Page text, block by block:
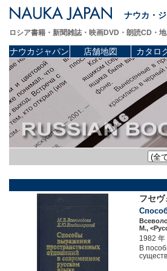
ナウカ・
ロシア書籍・新聞雑誌・映画DVD・朗読CD・
ナウカジャパン 店舗地図 カタロ
フセ
М.,
1982
В